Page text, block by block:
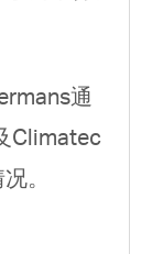
通
Climatec
。